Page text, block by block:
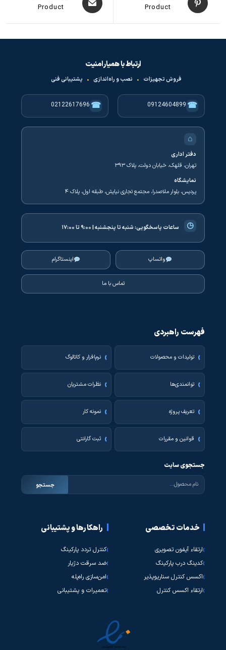
Product
Product
ارتباط با همیار امنیت
فروش تجهیزات • نصب و راه‌اندازی • پشتیبانی فنی
☎
09124604899
☎
02122617696
⌂
دفتر اداری
تهران، قلهک، خیابان دولت، پلاک ۳۹۳
نمایشگاه
پردیس، بلوار ملاصدرا، مجتمع تجاری نیایش، طبقه اول، پلاک ۴
◷ ساعات پاسخگویی:شنبه تا پنجشنبه | ۹:۰۰ تا ۱۷:۰۰
واتساپ اینستاگرام
تماس با ما
فهرست راهبردی
تولیدات و محصولات نرم‌افزار و کاتالوگ
توانمندی‌ها نظرات مشتریان
تعریف پروژه نمونه کار
قوانین و مقررات ثبت گارانتی
جستجوی سایت
جستجو
خدمات تخصصی
ارتقاء آیفون تصویری
کدینگ درب پارکینگ
اکسس کنترل سناریوپذیر
ارتقاء اکسس کنترل
راهکارها و پشتیبانی
کنترل تردد پارکینگ
ضد سرقت دژیار
امن‌سازی راه‌پله
تعمیرات و پشتیبانی